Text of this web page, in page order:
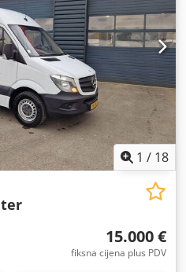
1 / 18
15.000 €
fiksna cijena plus PDV